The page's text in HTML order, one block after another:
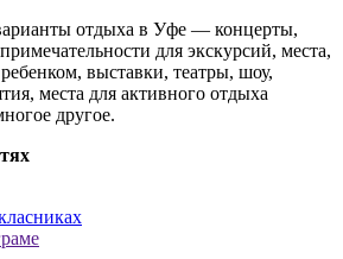
отдыха в Уфе — концерты,
для экскурсий, места,
выставки, театры, шоу,
места для активного отдыха
другое.